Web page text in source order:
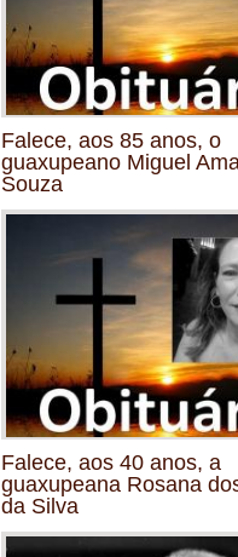
Falece, aos 85 anos, o
guaxupeano Miguel
Souza
Falece, aos 40 anos, a
guaxupeana Rosana
da Silva